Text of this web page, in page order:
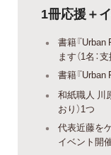
1冊応援＋
書籍『
ます（1名：
書籍『Urban
和紙職人 川
おり）1つ
代表近藤を
イベント開